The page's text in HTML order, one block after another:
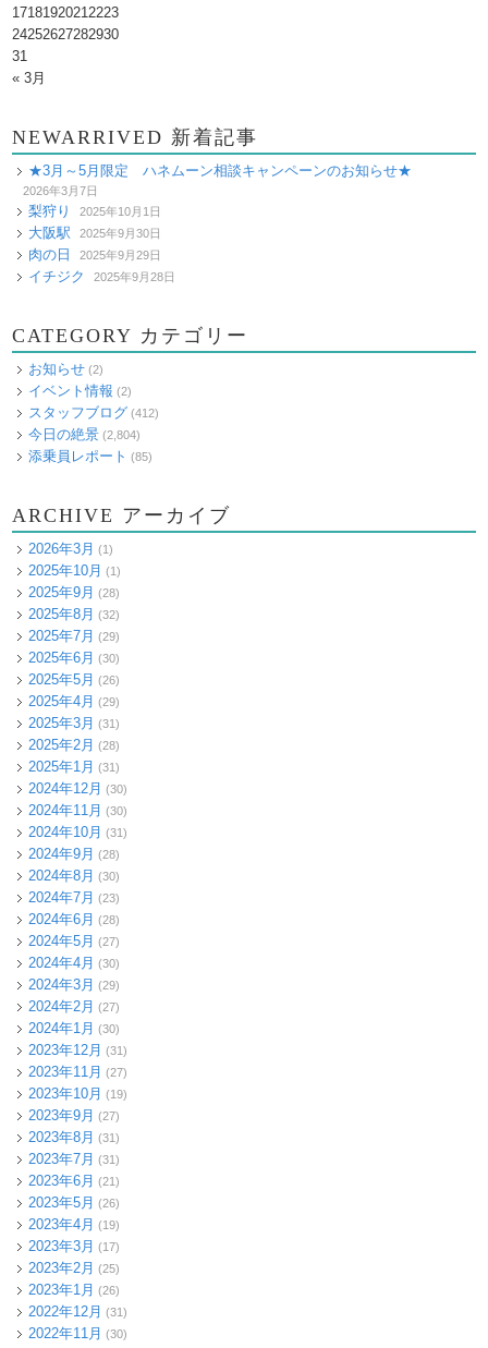
1718192021 2223
24252627282930
31
« 3月
NEWARRIVED 新着記事
★3月～5月限定 ハネムーン相談キャンペーンのお知らせ★
2026年3月7日
梨狩り 2025年10月1日
大阪駅 2025年9月30日
肉の日 2025年9月29日
イチジク 2025年9月28日
CATEGORY カテゴリー
お知らせ (2)
イベント情報 (2)
スタッフブログ (412)
今日の絶景 (2,804)
添乗員レポート (85)
ARCHIVE アーカイブ
2026年3月 (1)
2025年10月 (1)
2025年9月 (28)
2025年8月 (32)
2025年7月 (29)
2025年6月 (30)
2025年5月 (26)
2025年4月 (29)
2025年3月 (31)
2025年2月 (28)
2025年1月 (31)
2024年12月 (30)
2024年11月 (30)
2024年10月 (31)
2024年9月 (28)
2024年8月 (30)
2024年7月 (23)
2024年6月 (28)
2024年5月 (27)
2024年4月 (30)
2024年3月 (29)
2024年2月 (27)
2024年1月 (30)
2023年12月 (31)
2023年11月 (27)
2023年10月 (19)
2023年9月 (27)
2023年8月 (31)
2023年7月 (31)
2023年6月 (21)
2023年5月 (26)
2023年4月 (19)
2023年3月 (17)
2023年2月 (25)
2023年1月 (26)
2022年12月 (31)
2022年11月 (30)